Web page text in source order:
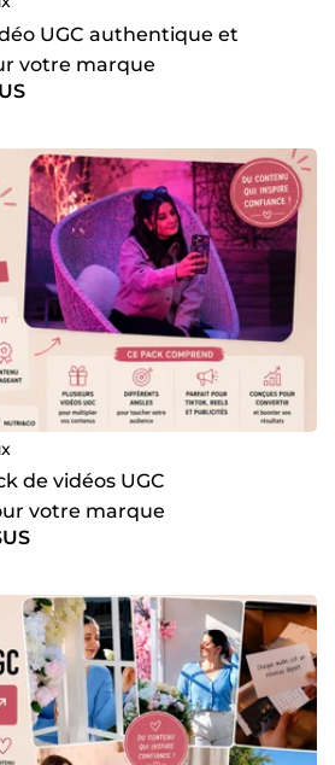
UGC authentique et
votre marque
de vidéos UGC
votre marque